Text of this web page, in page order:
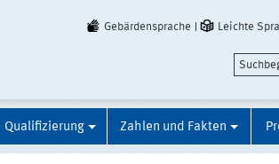
Gebärdensprache Leichte
Qualifizierung Zahlen und Fakten